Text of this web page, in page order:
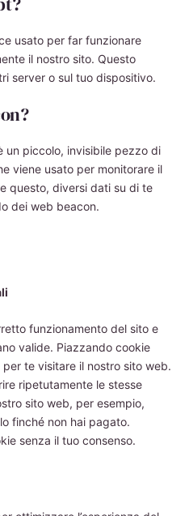
usato per far funzionare
il nostro sito. Questo
server o sul tuo dispositivo.
un piccolo, invisibile pezzo di
viene usato per monitorare il
questo, diversi dati su di te
dei web beacon.
funzionamento del sito e
valide. Piazzando cookie
te visitare il nostro sito web.
ripetutamente le stesse
sito web, per esempio,
finché non hai pagato.
senza il tuo consenso.